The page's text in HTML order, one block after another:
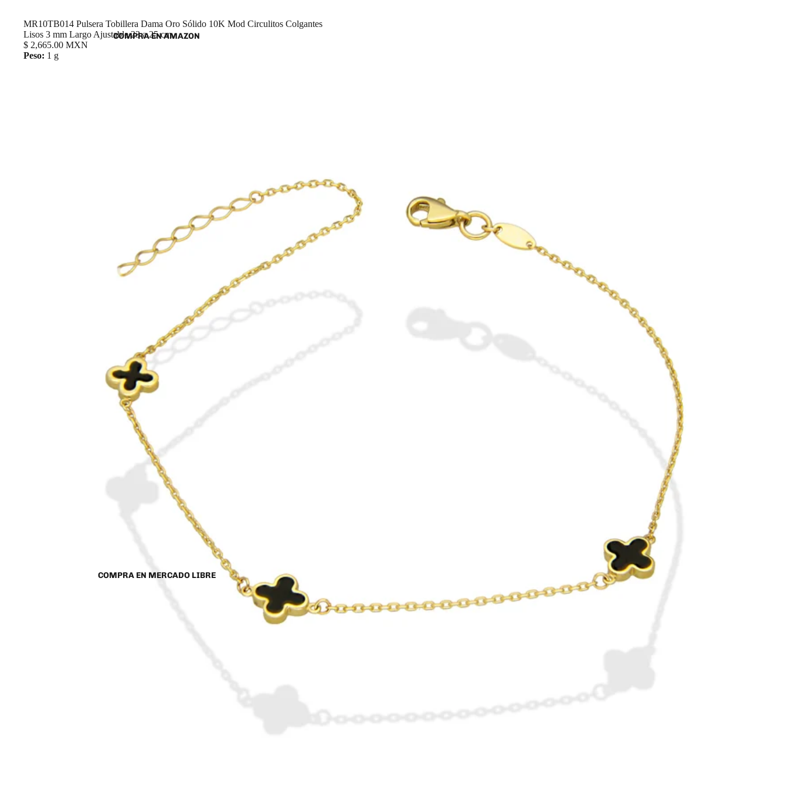
COMPRA EN AMAZON
COMPRA EN MERCADO LIBRE
MR10TB014 Pulsera Tobillera Dama Oro Sólido 10K Mod Circulitos Colgantes
Lisos 3 mm Largo Ajustable 23 a 25 cm
$ 2,665.00 MXN
Peso: 1 g